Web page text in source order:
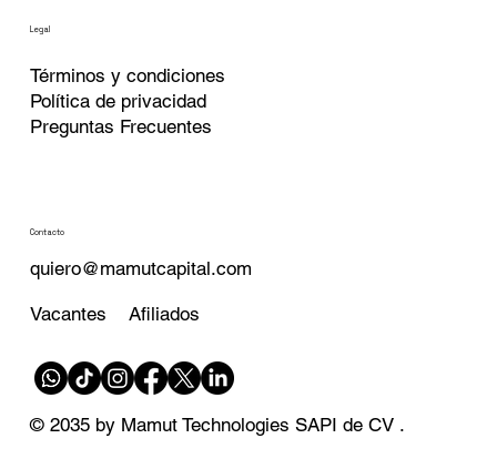
Legal
Términos y condiciones
Política de privacidad
Preguntas Frecuentes
Contacto
quiero@mamutcapital.com
Vacantes Afiliados
© 2035 by Mamut Technologies SAPI de CV .